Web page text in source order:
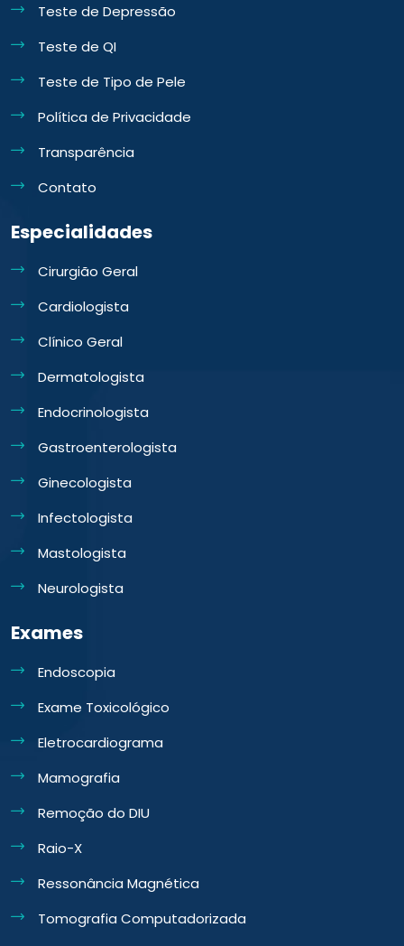
Teste de Depressão
Teste de QI
Teste de Tipo de Pele
Política de Privacidade
Transparência
Contato
Especialidades
Cirurgião Geral
Cardiologista
Clínico Geral
Dermatologista
Endocrinologista
Gastroenterologista
Ginecologista
Infectologista
Mastologista
Neurologista
Exames
Endoscopia
Exame Toxicológico
Eletrocardiograma
Mamografia
Remoção do DIU
Raio-X
Ressonância Magnética
Tomografia Computadorizada